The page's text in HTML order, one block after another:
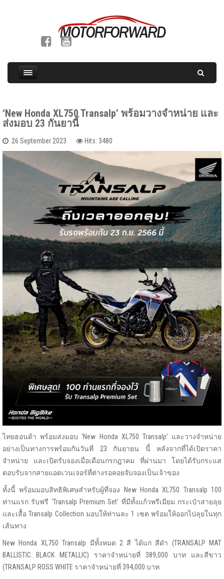
‘New Honda XL750 Transalp’ พร้อมวางจำหน่าย และ
ส่งมอบ 23 กันยานี้
26 September 2023 Hits: 3480
ไทยฮอนด้า พร้อมส่งมอบ ‘New Honda XL750 Transalp’ และวางจำหน่าย
อย่างเป็นทางการพร้อมกันวันที่ 23 กันยายน นี้ หลังจากที่ได้เปิดราคา
จำหน่าย และเปิดรับจองเมื่อเดือนกรกฎาคม ที่ผ่านมา โดยได้รับกระแส
ตอบรับจากสายแอดเวนเจอร์ที่ต่างรอคอยจับจองเป็นเจ้าของ
ทั้งนี้ พร้อมมอบสิทธิพิเศษสำหรับผู้ที่จอง New Honda XL750 Transalp 100
ท่านแรก รับฟรี ‘Transalp Premium Set’ ที่มีทั้งแก้วพรีเมียม กระเป๋าสายลุย
และเสื้อ Transalp Collection มอบให้ท่านละ 1 เซต พร้อมให้ออกไปลุยในทุก
เส้นทาง
New Honda XL750 Transalp มีทั้งหมด 2 สี ได้แก่ สีดำ (TRANSALP MAT
BALLISTIC BLACK METALLIC) ราคาจำหน่ายที่ 389,000 บาท และสีขาว
(TRANSALP ROSS WHITE ราคาจำหน่ายที่ 394,000 บาท